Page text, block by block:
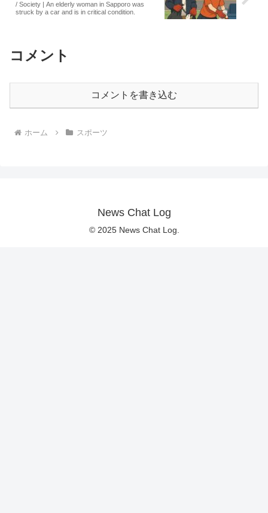
/ Society | An elderly woman in Sapporo was
struck by a car and is in critical condition.
コメント
コメントを書き込む
ホーム スポーツ
News Chat Log
© 2025 News Chat Log.